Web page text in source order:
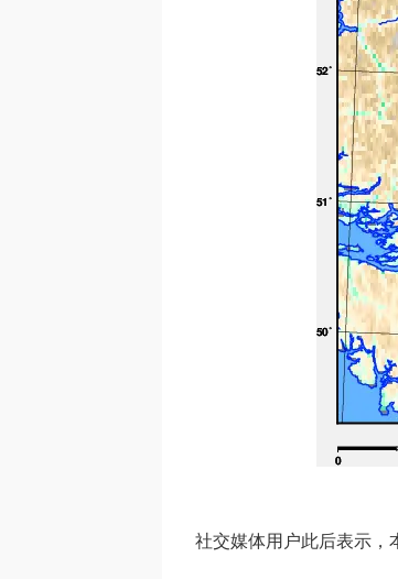
社交媒体用户此后表示，